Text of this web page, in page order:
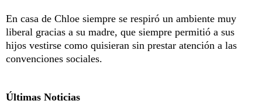
En casa de Chloe siempre se respiró un ambiente muy
liberal gracias a su madre, que siempre permitió a sus
hijos vestirse como quisieran sin prestar atención a las
convenciones sociales.
Últimas Noticias